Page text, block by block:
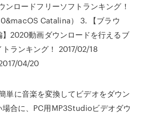
ンロードフリーソフトランキング！
Catalina） 3. 【ブラウ
】2020動画ダウンロードを行えるブ
トランキング！ 2017/02/18
04/20
単に音楽を変換してビデオをダウン
場合に、PC用MP3Studioビデオダウ